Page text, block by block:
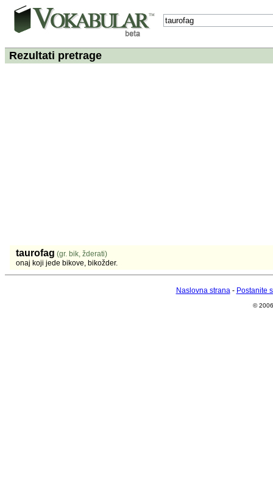
Rezultati pretrage
taurofag (gr. bik, žderati)
onaj koji jede bikove, bikožder.
Naslovna strana- Postanite
©